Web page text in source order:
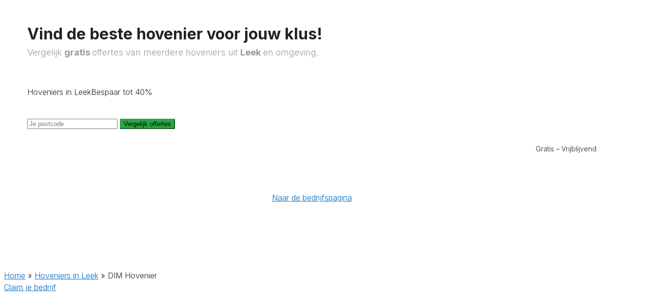
Vind de beste hovenier voor jouw klus!
Vergelijk gratis offertes van meerdere hoveniers uit Leek en omgeving.
Hoveniers in LeekBespaar tot 40%
Vergelijk offertes
Gratis – Vrijblijvend
Naar de bedrijfspagina
Home » Hoveniers in Leek » DIM Hovenier
Claim je bedrijf